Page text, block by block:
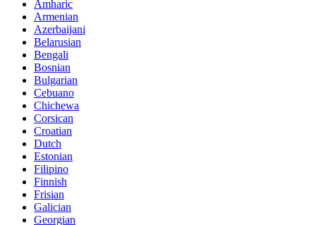
Amharic
Armenian
Azerbaijani
Belarusian
Bengali
Bosnian
Bulgarian
Cebuano
Chichewa
Corsican
Croatian
Dutch
Estonian
Filipino
Finnish
Frisian
Galician
Georgian